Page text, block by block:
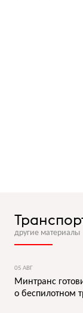
другие материалы
05 АВГ
Минтранс
о беспилотном